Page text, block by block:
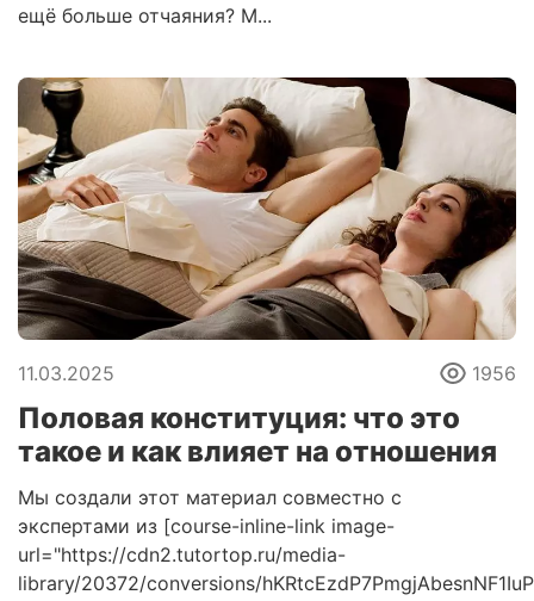
ещё больше отчаяния? М...
11.03.2025 1956
Половая конституция: что это
такое и как влияет на отношения
Мы создали этот материал совместно с
экспертами из [course-inline-link image-
url="https://cdn2.tutortop.ru/media-
library/20372/conversions/